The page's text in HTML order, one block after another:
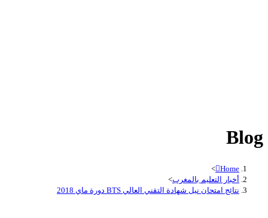
Blog
Home
>
أخبار التعليم بالمغرب>
نتائج امتحان نيل شهادة التقني العالي BTS دورة ماي 2018